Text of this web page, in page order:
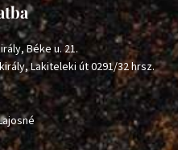
Béke u. 21.
Lakiteleki út 0291/32 hrsz.